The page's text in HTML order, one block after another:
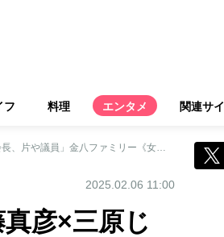
フ 料理 エンタメ 関連サ
【還暦迎えて赤裸々告白】近藤真彦×三原じゅん子「片や会長、片や議員」金八ファミリー《女性セブン未公開エピソード》
2025.02.06 11:00
彦×三原じ